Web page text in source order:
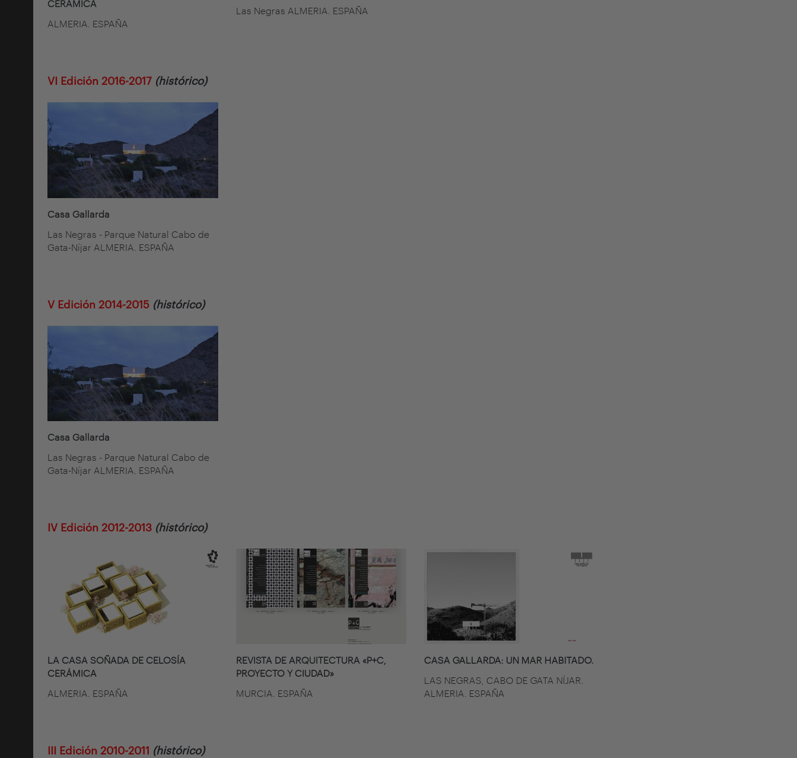
CERÁMICA
ALMERIA. ESPAÑA
Las Negras ALMERIA. ESPAÑA
VI Edición 2016-2017 (histórico)
Casa Gallarda
Las Negras - Parque Natural Cabo de
Gata-Níjar ALMERIA. ESPAÑA
V Edición 2014-2015 (histórico)
Casa Gallarda
Las Negras - Parque Natural Cabo de
Gata-Níjar ALMERIA. ESPAÑA
IV Edición 2012-2013 (histórico)
LA CASA SOÑADA DE CELOSÍA
CERÁMICA
ALMERIA. ESPAÑA
REVISTA DE ARQUITECTURA «P+C,
PROYECTO Y CIUDAD»
MURCIA. ESPAÑA
CASA GALLARDA: UN MAR HABITADO.
LAS NEGRAS, CABO DE GATA NÍJAR.
ALMERIA. ESPAÑA
III Edición 2010-2011 (histórico)